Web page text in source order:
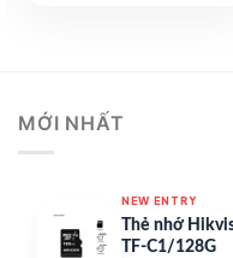
MỚI NHẤT
NEW ENTRY
Thẻ nhớ
TF-C1/128G